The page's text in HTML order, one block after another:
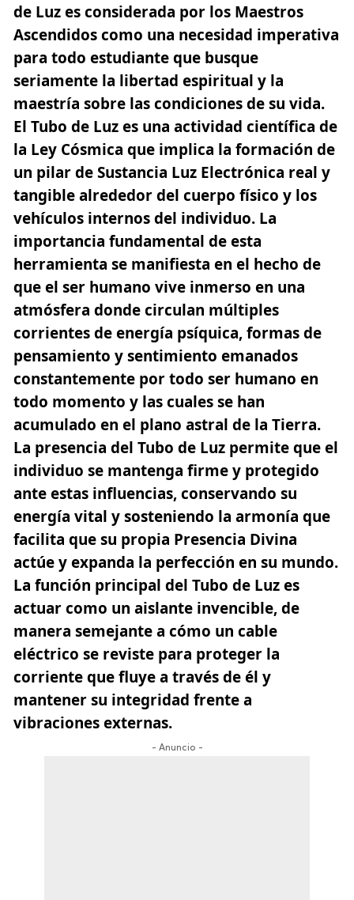
de Luz es considerada por los Maestros
Ascendidos como una necesidad imperativa
para todo estudiante que busque
seriamente la libertad espiritual y la
maestría sobre las condiciones de su vida.
El Tubo de Luz es una actividad científica de
la Ley Cósmica que implica la formación de
un pilar de Sustancia Luz Electrónica real y
tangible alrededor del cuerpo físico y los
vehículos internos del individuo. La
importancia fundamental de esta
herramienta se manifiesta en el hecho de
que el ser humano vive inmerso en una
atmósfera donde circulan múltiples
corrientes de energía psíquica, formas de
pensamiento y sentimiento emanados
constantemente por todo ser humano en
todo momento y las cuales se han
acumulado en el plano astral de la Tierra.
La presencia del Tubo de Luz permite que el
individuo se mantenga firme y protegido
ante estas influencias, conservando su
energía vital y sosteniendo la armonía que
facilita que su propia Presencia Divina
actúe y expanda la perfección en su mundo.
La función principal del Tubo de Luz es
actuar como un aislante invencible, de
manera semejante a cómo un cable
eléctrico se reviste para proteger la
corriente que fluye a través de él y
mantener su integridad frente a
vibraciones externas.
- Anuncio -